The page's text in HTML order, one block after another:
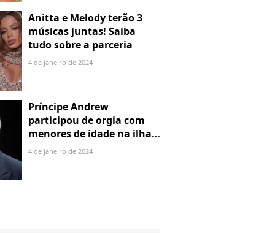
Anitta e Melody terão 3
músicas juntas! Saiba
tudo sobre a parceria
4 de janeiro de 2024
Príncipe Andrew
participou de orgia com
menores de idade na ilha
de Jeffrey Epstein, chefe de
4 de janeiro de 2024